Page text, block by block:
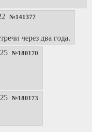
№141377
через два года.
№180170
№180173